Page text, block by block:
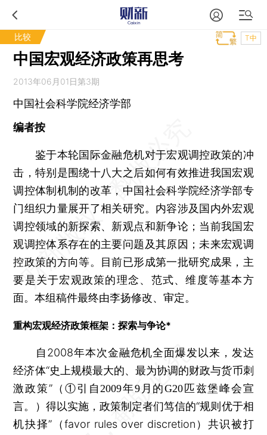
比较 T中
中国宏观经济政策再思考
2013年06月01日第3期
中国社会科学院经济学部
编者按
鉴于本轮国际金融危机对于宏观调控政策的冲
击，特别是围绕十八大之后如何有效推进我国宏观
调控体制机制的改革，中国社会科学院经济学部专
门组织力量展开了相关研究。内容涉及国内外宏观
调控领域的新探索、新观点和新争论；当前我国宏
观调控体系存在的主要问题及其原因；未来宏观调
控政策的方向等。目前已形成第一批研究成果，主
要是关于宏观政策的理念、范式、维度等基本方
面。本组稿件最终由李扬修改、审定。
重构宏观经济政策框架：探索与争论*
自2008年本次金融危机全面爆发以来，发达
经济体“史上规模最大的、最为协调的财政与货币刺
激政策”（①引自2009年9月的G20匹兹堡峰会宣
言。） 得以实施，政策制定者们笃信的“规则优于相
机抉择”（favor rules over discretion）共识被打